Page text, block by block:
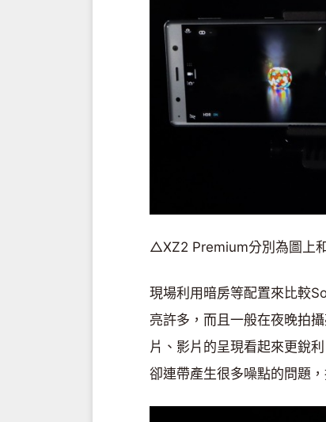
△XZ2 Premium分別為圖上
現場利用暗房等配置來比較
亮許多，而且一般在夜晚拍
片、影片的呈現看起來更銳
卻連帶產生很多噪點的問題